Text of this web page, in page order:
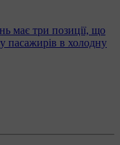
має три позиції, що
пасажирів в холодну